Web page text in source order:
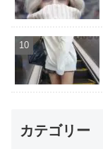
カテゴリー